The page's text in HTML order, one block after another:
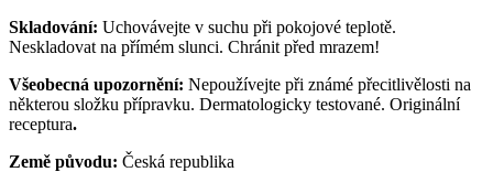
Skladování: Uchovávejte v suchu při pokojové teplotě.
Neskladovat na přímém slunci. Chránit před mrazem!
Všeobecná upozornění: Nepoužívejte při známé přecitlivělosti na
některou složku přípravku. Dermatologicky testované. Originální
receptura.
Země původu: Česká republika